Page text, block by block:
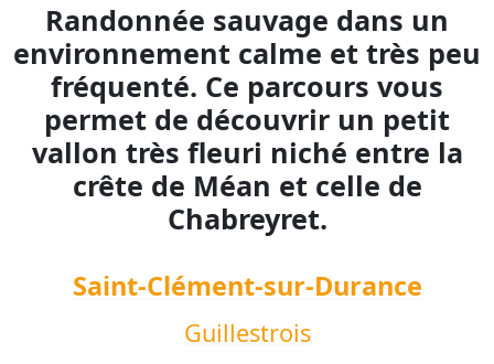
Randonnée sauvage dans un
environnement calme et très peu
fréquenté. Ce parcours vous
permet de découvrir un petit
vallon très fleuri niché entre la
crête de Méan et celle de
Chabreyret.
Saint-Clément-sur-Durance
Guillestrois